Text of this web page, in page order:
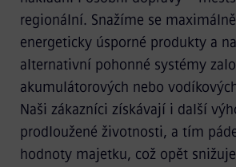
regionální. Snažíme se
energeticky úsporné produkty a
alternativní pohonné systémy
akumulátorových nebo
Naši zákazníci získávají i další
prodloužené životnosti, a tím
hodnoty majetku, což opět